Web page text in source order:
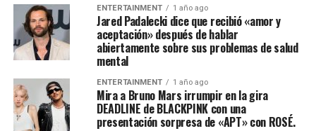
ENTERTAINMENT 1 año ago
Jared Padalecki dice que recibió «amor y
aceptación» después de hablar
abiertamente sobre sus problemas de salud
mental
ENTERTAINMENT 1 año ago
Mira a Bruno Mars irrumpir en la gira
DEADLINE de BLACKPINK con una
presentación sorpresa de «APT» con ROSÉ.